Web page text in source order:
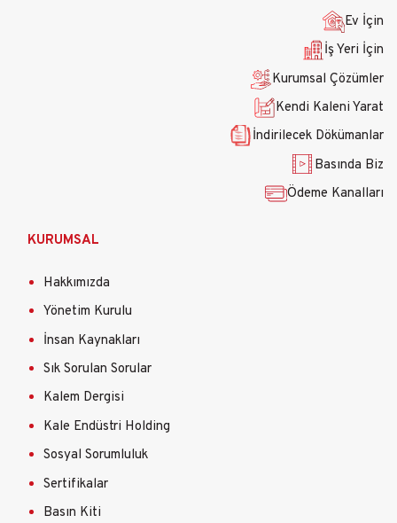
Ev İçin
İş Yeri İçin
Kurumsal Çözümler
Kendi Kaleni Yarat
İndirilecek Dökümanlar
Basında Biz
Ödeme Kanalları
KURUMSAL
Hakkımızda
Yönetim Kurulu
İnsan Kaynakları
Sık Sorulan Sorular
Kalem Dergisi
Kale Endüstri Holding
Sosyal Sorumluluk
Sertifikalar
Basın Kiti